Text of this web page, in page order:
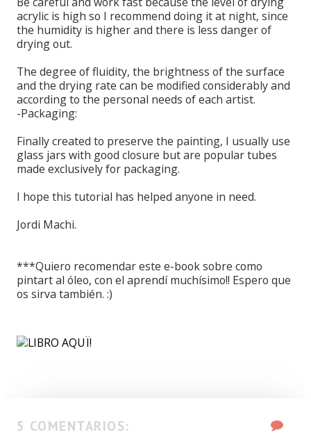
acrylic is high so I recommend doing itat night, since
the humidity is higherand there is less danger of
drying out.
The degree offluidity, the brightness of the surface
and the drying rate can be modified considerablyand
according to the personal needs ofeach artist.
-Packaging:
Finallycreated to preserve the painting, I usually use
glass jars with good closure butare populartubes
made ​​exclusivelyfor packaging.
I hope this tutorial has helped anyone in need.
Jordi Machi.
***Quiero recomendar este e-book sobre como
pintart al óleo, con el aprendí muchísimo!! Espero que
os sirva también. :)
5 COMENTARIOS: